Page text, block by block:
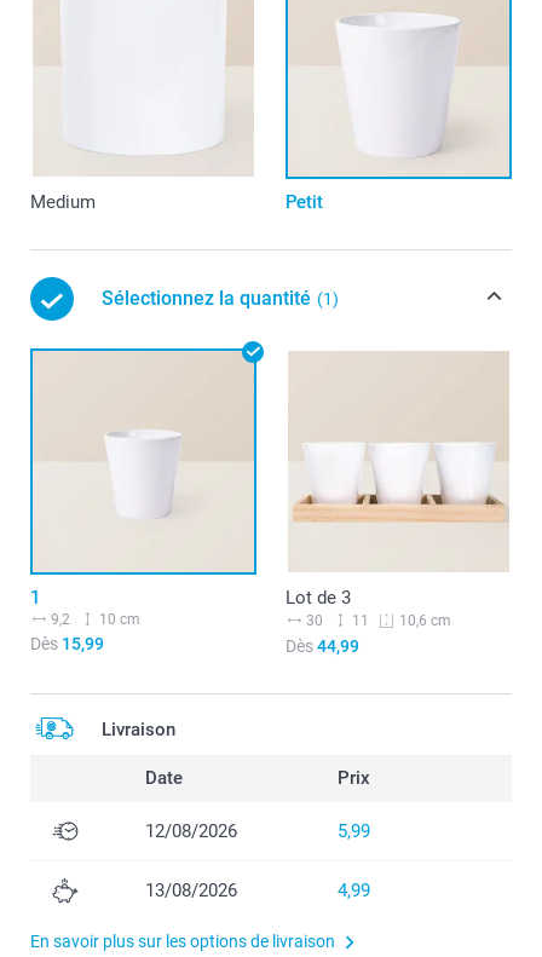
Medium Petit
Sélectionnez la quantité (1)
1
9,2 10 cm
Dès 15,99
Lot de 3
30 11 10,6 cm
Dès44,99
Livraison
Date Prix
12/08/2026 5,99
13/08/2026 4,99
En savoir plus sur les options de livraison